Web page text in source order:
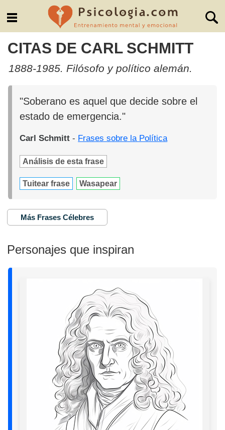
CITAS DE CARL SCHMITT
1888-1985. Filósofo y político alemán.
"Soberano es aquel que decide sobre el
estado de emergencia."
Carl Schmitt - Frases sobre la Política
Análisis de esta frase
Tuitear frase Wasapear
Más Frases Célebres
Personajes que inspiran